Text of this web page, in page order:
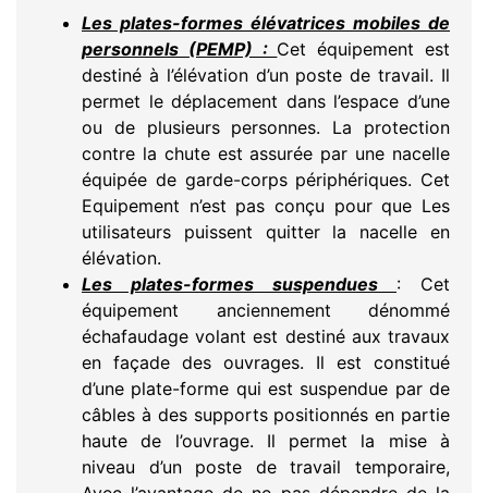
Les plates-formes élévatrices mobiles de
personnels (PEMP) : Cet équipement est
destiné à l’élévation d’un poste de travail. Il
permet le déplacement dans l’espace d’une
ou de plusieurs personnes. La protection
contre la chute est assurée par une nacelle
équipée de garde-corps périphériques. Cet
Equipement n’est pas conçu pour que Les
utilisateurs puissent quitter la nacelle en
élévation.
Les plates-formes suspendues : Cet
équipement anciennement dénommé
échafaudage volant est destiné aux travaux
en façade des ouvrages. Il est constitué
d’une plate-forme qui est suspendue par de
câbles à des supports positionnés en partie
haute de l’ouvrage. Il permet la mise à
niveau d’un poste de travail temporaire,